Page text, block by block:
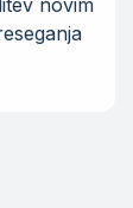
novim